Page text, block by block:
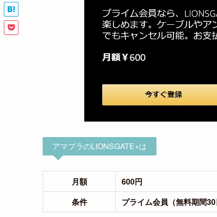
アマプラのLIONSGATE+は
月額
600円
条件
プライム会員（無料期間